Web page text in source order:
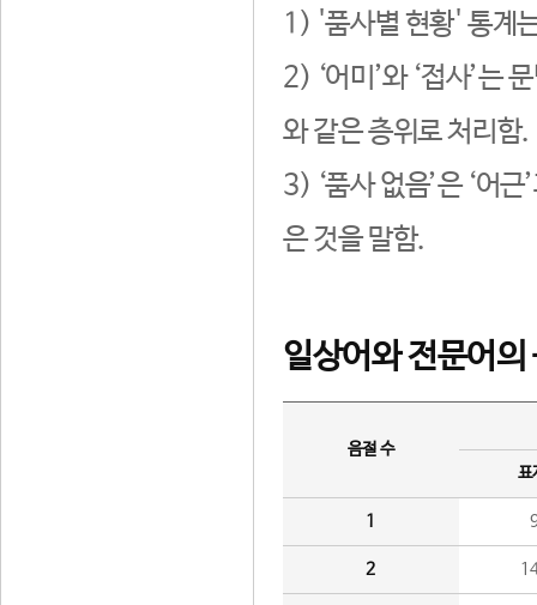
1) '품사별 현황' 통계
2) ‘어미’와 ‘접사’는
와 같은 층위로 처리함.
3) ‘품사 없음’은 ‘어
은 것을 말함.
일상어와 전문어의
음절 수
표
1
2